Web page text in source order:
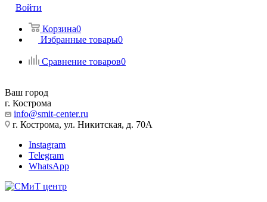
Войти
Корзина0
Избранные товары0
Сравнение товаров0
Ваш город
г. Кострома
info@smit-center.ru
г. Кострома, ул. Никитская, д. 70А
Instagram
Telegram
WhatsApp